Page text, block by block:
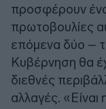
προσφέρουν ένα
πρωτοβουλίες
επόμενα δύο –
Κυβέρνηση θα
διεθνές
αλλαγές. «Είναι